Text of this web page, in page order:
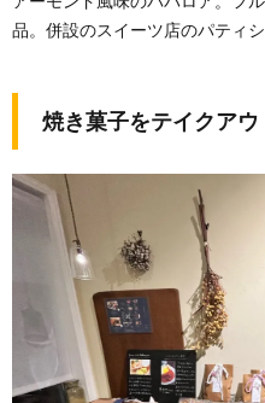
品。併設のスイーツ店のパティシ
焼き菓子をテイクアウ